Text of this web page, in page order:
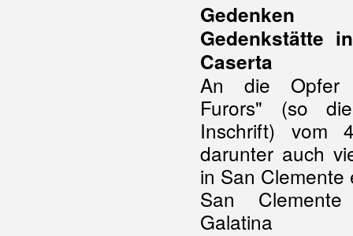
Gedenken
Gedenkstätte
Caserta
An die Opfer
Furors" (so
Inschrift) vom
darunter auch
in San
San
Galatina